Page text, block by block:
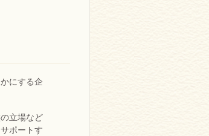
にする企
立場など
ポートす